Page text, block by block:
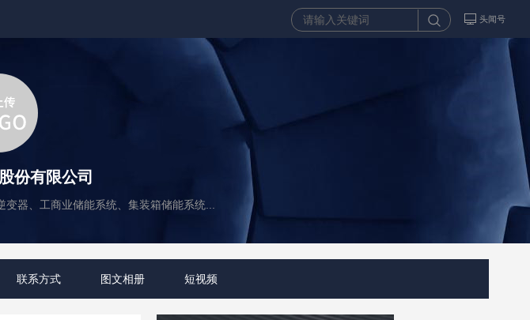
头闻号
份有限公司
器、工商业储能系统、集装箱储能系统...
联系方式 图文相册 短视频